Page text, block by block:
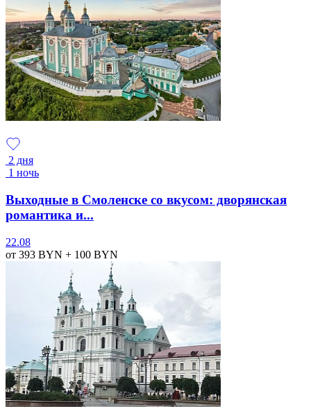
2 дня
1 ночь
Выходные в Смоленске со вкусом: дворянская
романтика и...
22.08
от 393 BYN + 100 BYN